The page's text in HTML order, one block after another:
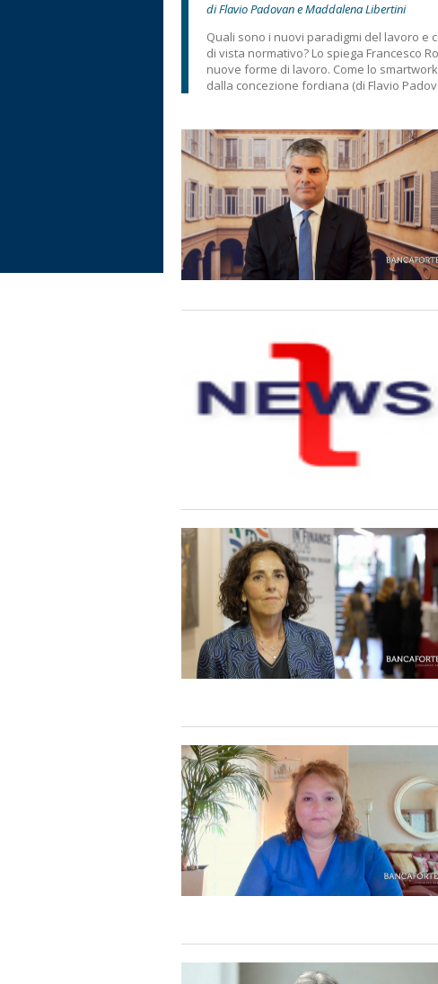
di Flavio Padovan e Maddalena Libertini
Quali sono i nuovi paradigmi del lavoro e
di vista normativo? Lo spiega Francesco
nuove forme di lavoro. Come lo
dalla concezione fordiana (di Flavio